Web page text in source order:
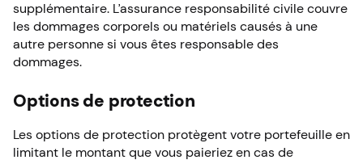
supplémentaire. L’assurance responsabilité civile couvre
les dommages corporels ou matériels causés à une
autre personne si vous êtes responsable des
dommages.
Options de protection
Les options de protection protègent votre portefeuille en
limitant le montant que vous paieriez en cas de